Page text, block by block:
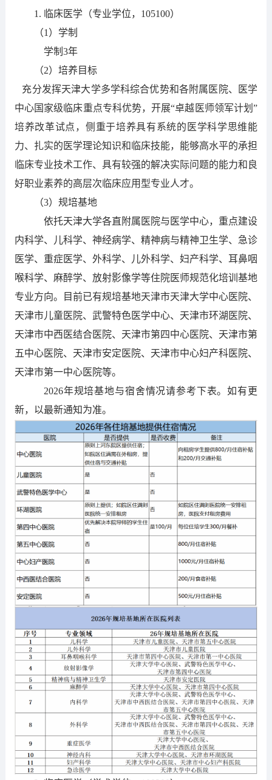
1. 临床医学（专业学位， 105100）
（1） 学制
学制 3年
（2） 培养目标
充分发挥天津大学多学科综合优势和各附属医院、医学
中心国家级临床重点专科优势，开展“卓越医师领军计划”
培养改革试点，侧重于培养具有系统的医学科学思维能
力、扎实的医学理论知识和临床技能，能够高水平的承担
临床专业技术工作、具有较强的解决实际问题的能力和良
好职业素养的高层次临床应用型专业人才。
（3） 规培基地
依托天津大学各直附属医院与医学中心，重点建设
内科学、儿科学、神经病学、精神病与精神卫生学、急诊
医学、重症医学、外科学、儿外科学、妇产科学、耳鼻咽
喉科学、麻醉学、放射影像学等住院医师规范化培训基地
专业方向。目前已有规培基地天津市天津大学中心医院、
天津市儿童医院、武警特色医学中心、天津市环湖医院、
天津市中西医结合医院、天津市第四中心医院、天津市第
五中心医院、天津市安定医院、天津市中心妇产科医院、
天津市第一中心医院等。
2026年规培基地与宿舍情况请参考下表。如有更
新，以最新通知为准。